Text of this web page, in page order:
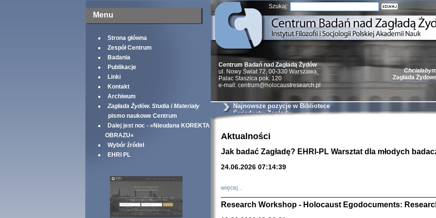
Menu
Strona główna
Zespół Centrum
Badania
Publikacje
Linki
Kontakt
Archiwum
Zagłada Żydów. Studia i Materiały
pismo naukowe Centrum
Dalej jest noc - »Nieudana KOREKTA
OBRAZU«
Wybór źródeł
EHRI PL
Szukaj:
Zagłada
Natalia Aleksiun,
Deborah Dash
Turski, Laurence
Centrum Badań nad Zagładą Żydów
ul. Nowy Świat 72, 00-330 Warszawa;
Palac Staszica pok. 120
e-mail: centrum@holocaustresearch.pl
Najnowsze pozycje w Bibliotece
Świadectw Zagłady
Aktualności
Jak badać Zagładę? EHRI-PL Warsztat dla młodych
24.06.2026 07:14:39
więcej...
Research Workshop - Holocaust Egodocuments: